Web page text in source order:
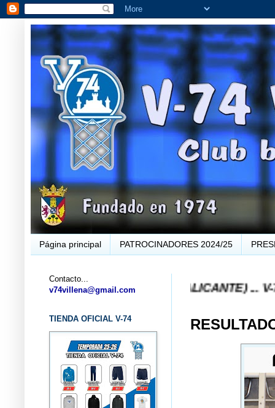
Página principal PATROCINADORES 2024/25
V-74 VILLENA (ALICANTE) ... V-74
Contacto...
v74villena@gmail.com
TIENDA OFICIAL V-74